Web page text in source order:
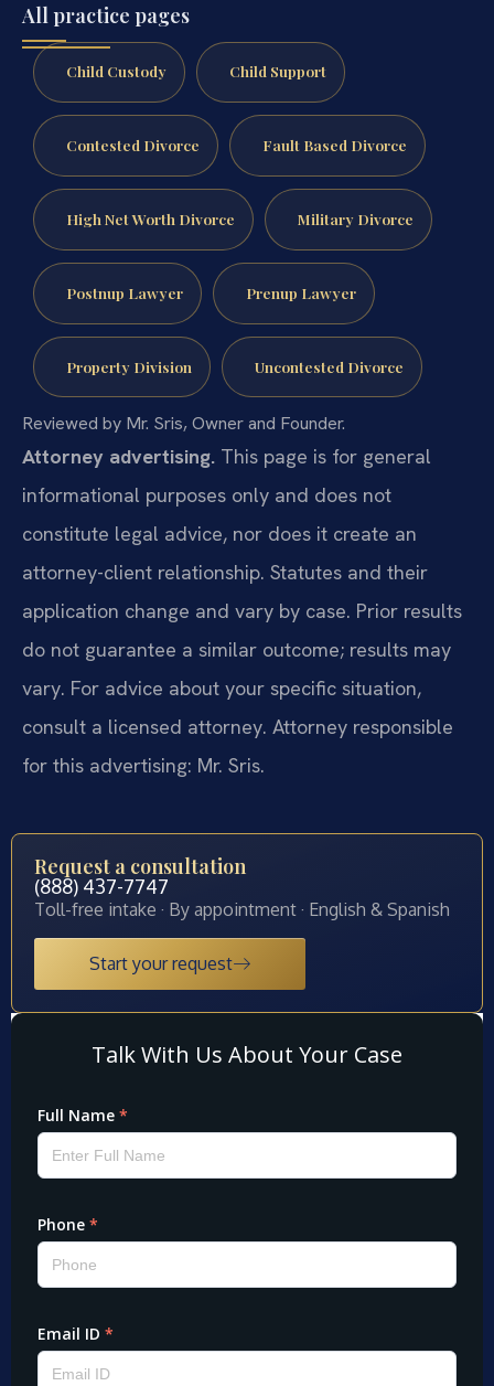
All practice pages
Child Custody Child Support
Contested Divorce Fault Based Divorce
High Net Worth Divorce Military Divorce
Postnup Lawyer Prenup Lawyer
Property Division Uncontested Divorce
Reviewed by Mr. Sris, Owner and Founder.
Attorney advertising. This page is for general
informational purposes only and does not
constitute legal advice, nor does it create an
attorney-client relationship. Statutes and their
application change and vary by case. Prior results
do not guarantee a similar outcome; results may
vary. For advice about your specific situation,
consult a licensed attorney. Attorney responsible
for this advertising: Mr. Sris.
Request a consultation
(888) 437-7747
Toll-free intake · By appointment · English & Spanish
Start your request